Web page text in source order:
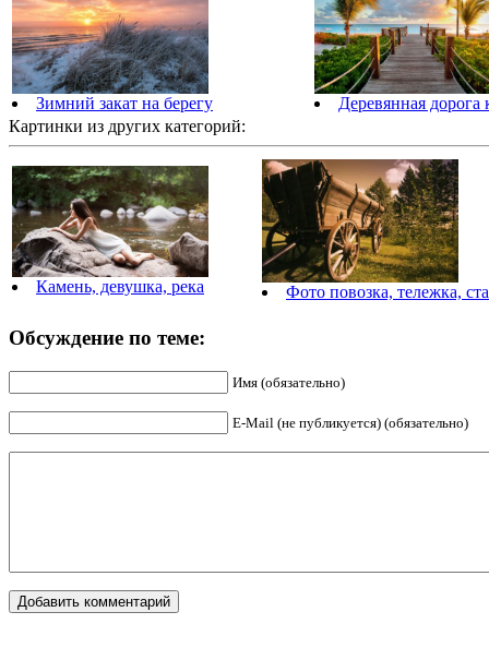
Зимний закат на берегу
Деревянная дорога
Картинки из других категорий:
Камень, девушка, река Фото повозка, тележка,
Обсуждение по теме:
Имя (обязательно)
E-Mail (не публикуется) (обязательно)